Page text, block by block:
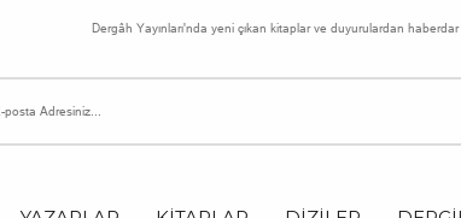
Dergâh Yayınları'nda yeni çıkan kitaplar ve duyurulardan